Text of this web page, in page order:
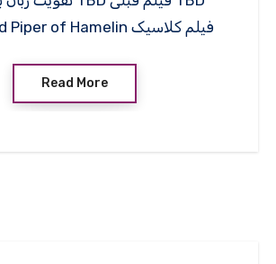
فیلم کلاسیک The Pied Piper of Hamelin…
Read More